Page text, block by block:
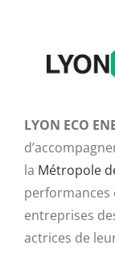
LYON ECO
la Métropole
performances
entreprises
actrices de